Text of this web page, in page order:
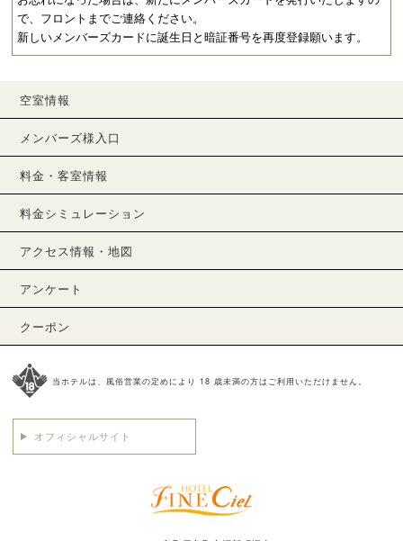
で、フロントまでご連絡ください。
新しいメンバーズカードに誕生日と暗証番号を再度登録願います。
空室情報
メンバーズ様入口
料金・客室情報
料金シミュレーション
アクセス情報・地図
アンケート
クーポン
当ホテルは、風俗営業の定めにより 18 歳未満の方はご利用いただけません。
オフィシャルサイト